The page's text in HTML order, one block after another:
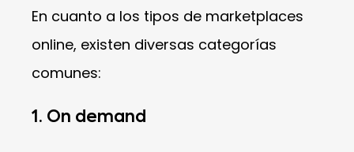
En cuanto a los tipos de marketplaces
online, existen diversas categorías
comunes:
1. On demand